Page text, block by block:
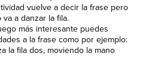
vuelve a decir la frase pero
a danzar la fila.
más interesante puedes
a la frase como por ejemplo:
la fila dos, moviendo la mano